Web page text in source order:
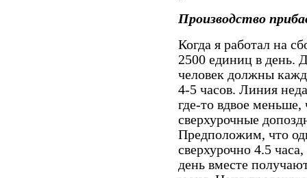
Производство
Когда я работал на
2500 единиц в день.
человек должны
4-5 часов. Линия
где-то вдвое
сверхурочные
Предположим, что
сверхурочно 4.5
день вместе